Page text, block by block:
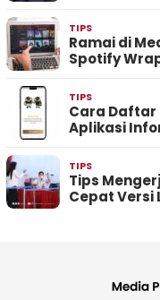
TIPS
Ramai di
Spotify
TIPS
Cara Daftar
Aplikasi
TIPS
Tips
Cepat Versi